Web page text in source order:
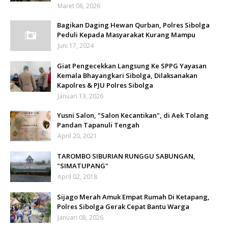
Maret 06, 2026
Bagikan Daging Hewan Qurban, Polres Sibolga
Peduli Kepada Masyarakat Kurang Mampu
Juni 17, 2024
Giat Pengecekkan Langsung Ke SPPG Yayasan
Kemala Bhayangkari Sibolga, Dilaksanakan
Kapolres & PJU Polres Sibolga
Januari 13, 2026
Yusni Salon, "Salon Kecantikan", di Aek Tolang
Pandan Tapanuli Tengah
April 20, 2021
TAROMBO SIBURIAN RUNGGU SABUNGAN,
"SIMATUPANG"
April 02, 2018
Sijago Merah Amuk Empat Rumah Di Ketapang,
Polres Sibolga Gerak Cepat Bantu Warga
Januari 08, 2026